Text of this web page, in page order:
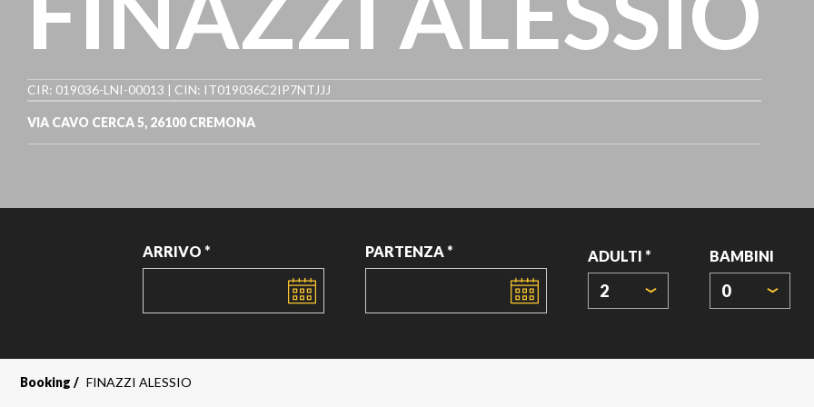
CIR: 019036-LNI-00013 | CIN: IT019036C2IP7NTJJJ
VIA CAVO CERCA 5, 26100 CREMONA
ARRIVO * PARTENZA * ADULTI *
2
BAMBINI
0
Booking FINAZZI ALESSIO